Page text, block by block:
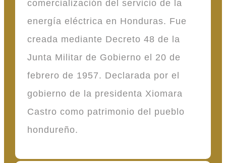
comercialización del servicio de la
energía eléctrica en Honduras. Fue
creada mediante Decreto 48 de la
Junta Militar de Gobierno el 20 de
febrero de 1957. Declarada por el
gobierno de la presidenta Xiomara
Castro como patrimonio del pueblo
hondureño.